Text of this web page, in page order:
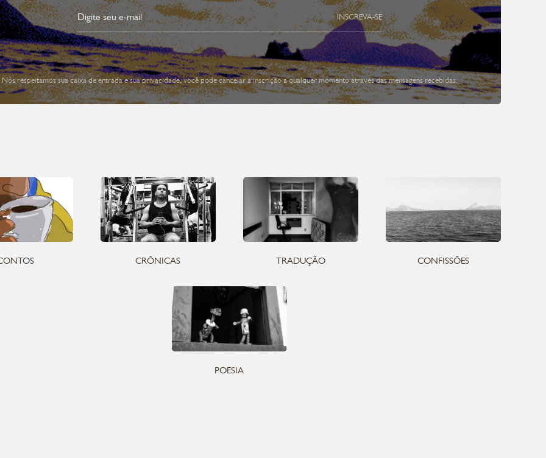
INSCREVA-SE
Nós respeitamos sua caixa de entrada e sua privacidade, você pode cancelar a inscrição a qualquer momento através das mensagens recebidas.
CRÔNICAS TRADUÇÃO CONFISSÕES
POESIA